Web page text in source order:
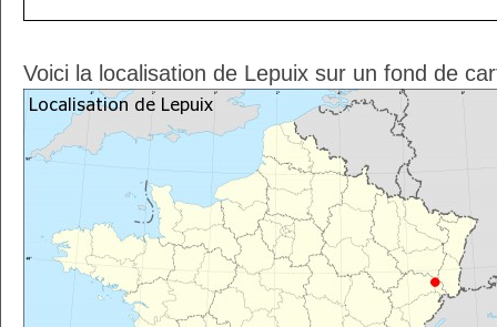
Voici la localisation de Lepuix sur un fond de